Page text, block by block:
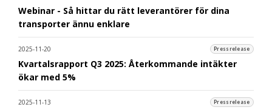
Webinar - Så hittar du rätt leverantörer för dina
transporter ännu enklare
2025-11-20 Pressrelease
Kvartalsrapport Q3 2025: Återkommande intäkter
ökar med 5%
2025-11-13 Pressrelease